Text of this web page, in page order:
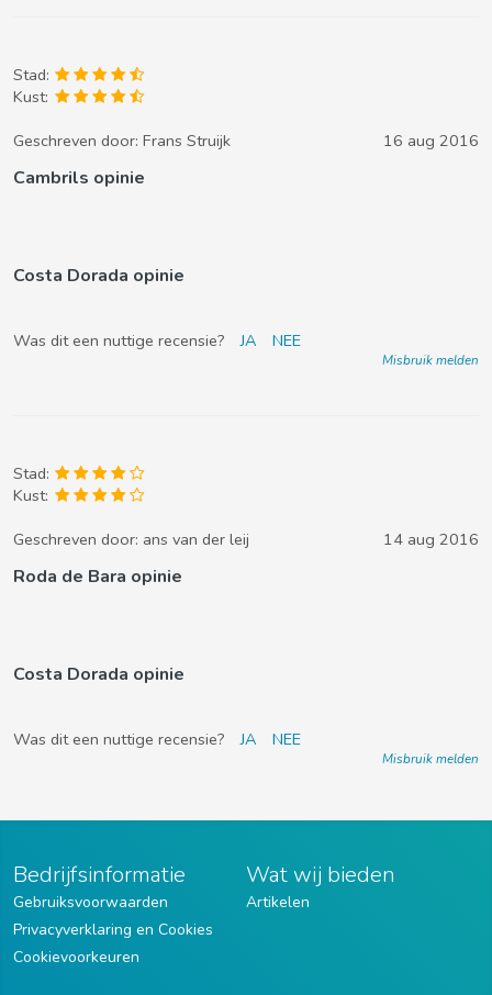
Stad:
Kust:
Geschreven door: Frans Struijk 16 aug 2016
Cambrils opinie
Costa Dorada opinie
Was dit een nuttige recensie? JA NEE
Misbruik melden
Stad:
Kust:
Geschreven door: ans van der leij 14 aug 2016
Roda de Bara opinie
Costa Dorada opinie
Was dit een nuttige recensie? JA NEE
Misbruik melden
Bedrijfsinformatie
Gebruiksvoorwaarden
Privacyverklaring en Cookies
Cookievoorkeuren
Wat wij bieden
Artikelen